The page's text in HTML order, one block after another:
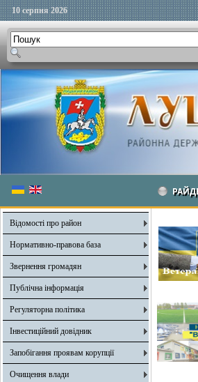
10 серпня 2026
Відомості про район
Нормативно-правова база
Звернення громадян
Публічна інформація
Регуляторна політика
Інвестиційний довідник
Запобігання проявам корупції
Очищення влади